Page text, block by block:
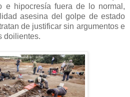
e hipocresía fuera de lo normal,
asesina del golpe de estado
de justificar sin argumentos e
doilientes.